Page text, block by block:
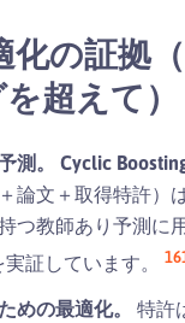
化の証拠
超えて）
測。 Cyclic
論文＋取得特許）
つ教師あり予測に
証しています。 16
めの最適化。 特許